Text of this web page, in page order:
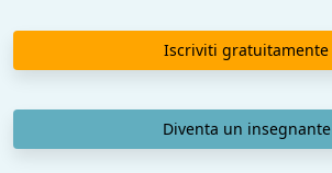
Iscriviti gratuitamente
Diventa un insegnante